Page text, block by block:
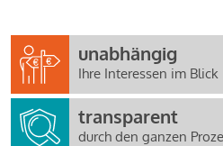
unabhängig
Ihre Interessen im Blick
transparent
durch den ganzen